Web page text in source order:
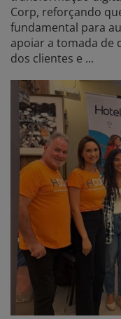
Corp, reforçando
fundamental para
apoiar a tomada de
dos clientes e ...